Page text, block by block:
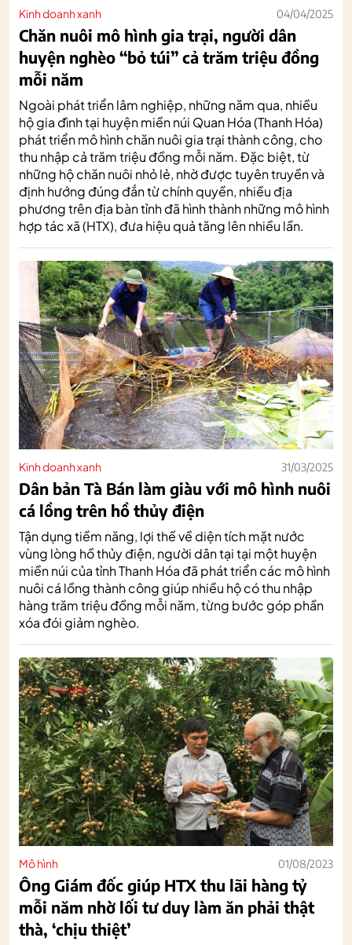
Kinh doanh xanh 04/04/2025
Chăn nuôi mô hình gia trại, người dân
huyện nghèo “bỏ túi” cả trăm triệu đồng
mỗi năm
Ngoài phát triển lâm nghiệp, những năm qua, nhiều
hộ gia đình tại huyện miền núi Quan Hóa (Thanh Hóa)
phát triển mô hình chăn nuôi gia trại thành công, cho
thu nhập cả trăm triệu đồng mỗi năm. Đặc biệt, từ
những hộ chăn nuôi nhỏ lẻ, nhờ được tuyên truyền và
định hướng đúng đắn từ chính quyền, nhiều địa
phương trên địa bàn tỉnh đã hình thành những mô hình
hợp tác xã (HTX), đưa hiệu quả tăng lên nhiều lần.
Kinh doanh xanh 31/03/2025
Dân bản Tà Bán làm giàu với mô hình nuôi
cá lồng trên hồ thủy điện
Tận dụng tiềm năng, lợi thế về diện tích mặt nước
vùng lòng hồ thủy điện, người dân tại tại một huyện
miền núi của tỉnh Thanh Hóa đã phát triển các mô hình
nuôi cá lồng thành công giúp nhiều hộ có thu nhập
hàng trăm triệu đồng mỗi năm, từng bước góp phần
xóa đói giảm nghèo.
Mô hình 01/08/2023
Ông Giám đốc giúp HTX thu lãi hàng tỷ
mỗi năm nhờ lối tư duy làm ăn phải thật
thà, ‘chịu thiệt’